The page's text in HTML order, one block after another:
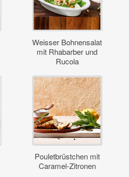
Weisser Bohnensalat
mit Rhabarber und
Rucola
Pouletbrüstchen mit
Caramel-Zitronen